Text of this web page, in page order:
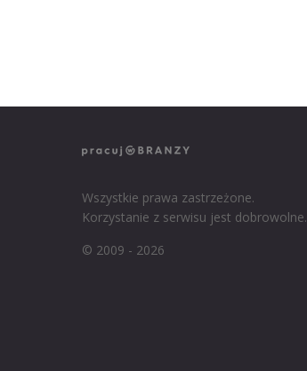
Wszystkie prawa zastrzeżone.
Korzystanie z serwisu jest dobrowolne.
© 2009 - 2026